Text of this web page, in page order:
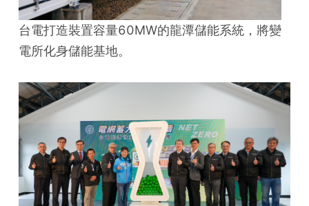
台電打造裝置容量60MW的龍潭儲能系統，將變
電所化身儲能基地。